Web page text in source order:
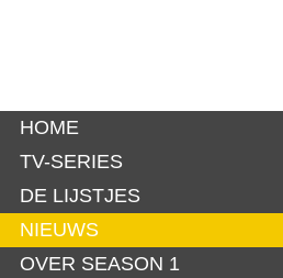
HOME
TV-SERIES
DE LIJSTJES
NIEUWS
OVER SEASON 1